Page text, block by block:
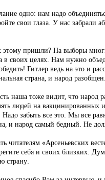
одно: нам надо
свои глаза. У нас забрали
пришли? На выборы
в своих целях. Нам нужно
Гитлер ведь на это и
страна, и народ разобщен.
наша тоже видит, что народ
людей на
забыть все это. Мы все
и народ самый бедный. Не
читателям «Арсеньевских
себя и своих близких.
страну.